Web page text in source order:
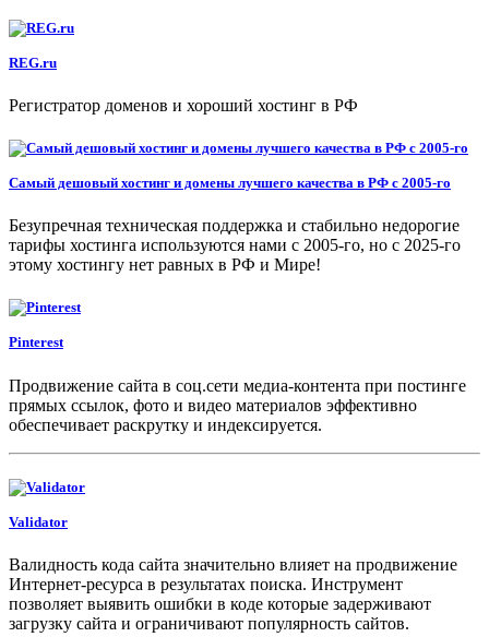
REG.ru
Регистратор доменов и хороший хостинг в РФ
Самый дешовый хостинг и домены лучшего качества в РФ с 2005-го
Безупречная техническая поддержка и стабильно недорогие
тарифы хостинга используются нами с 2005-го, но с 2025-го
этому хостингу нет равных в РФ и Мире!
Pinterest
Продвижение сайта в соц.сети медиа-контента при постинге
прямых ссылок, фото и видео материалов эффективно
обеспечивает раскрутку и индексируется.
Validator
Валидность кода сайта значительно влияет на продвижение
Интернет-ресурса в результатах поиска. Инструмент
позволяет выявить ошибки в коде которые задерживают
загрузку сайта и ограничивают популярность сайтов.